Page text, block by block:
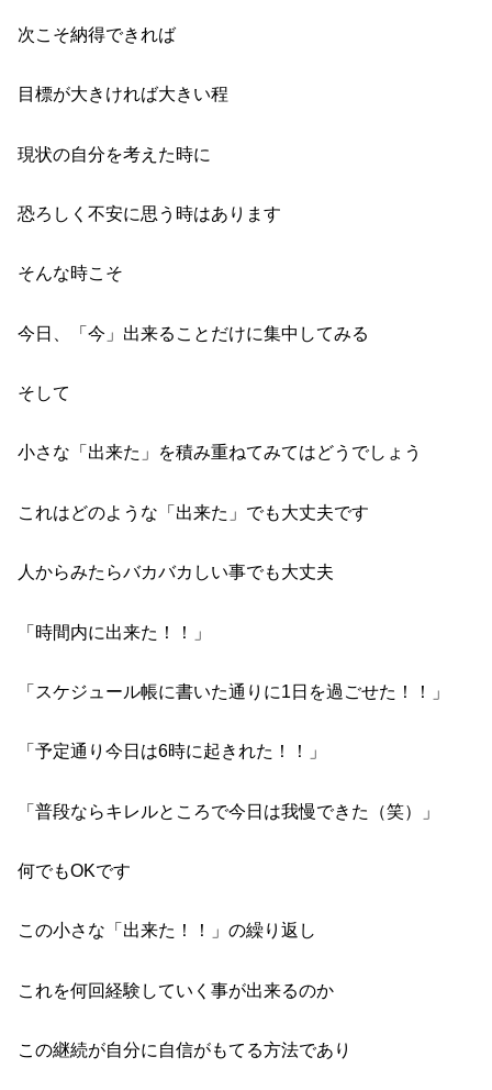
次こそ納得できれば
目標が大きければ大きい程
現状の自分を考えた時に
恐ろしく不安に思う時はあります
そんな時こそ
今日、「今」出来ることだけに集中してみる
そして
小さな「出来た」を積み重ねてみてはどうでしょう
これはどのような「出来た」でも大丈夫です
人からみたらバカバカしい事でも大丈夫
「時間内に出来た！！」
「スケジュール帳に書いた通りに1日を過ごせた！！」
「予定通り今日は6時に起きれた！！」
「普段ならキレルところで今日は我慢できた（笑）」
何でもOKです
この小さな「出来た！！」の繰り返し
これを何回経験していく事が出来るのか
この継続が自分に自信がもてる方法であり